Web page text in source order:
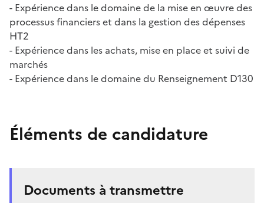
- Expérience dans le domaine de la mise en œuvre des
processus financiers et dans la gestion des dépenses
HT2
- Expérience dans les achats, mise en place et suivi de
marchés
- Expérience dans le domaine du Renseignement D130
Éléments de candidature
Documents à transmettre